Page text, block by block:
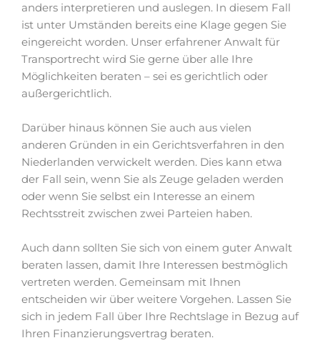
anders interpretieren und auslegen. In diesem Fall
ist unter Umständen bereits eine Klage gegen Sie
eingereicht worden. Unser erfahrener Anwalt für
Transportrecht wird Sie gerne über alle Ihre
Möglichkeiten beraten – sei es gerichtlich oder
außergerichtlich.
Darüber hinaus können Sie auch aus vielen
anderen Gründen in ein Gerichtsverfahren in den
Niederlanden verwickelt werden. Dies kann etwa
der Fall sein, wenn Sie als Zeuge geladen werden
oder wenn Sie selbst ein Interesse an einem
Rechtsstreit zwischen zwei Parteien haben.
Auch dann sollten Sie sich von einem guter Anwalt
beraten lassen, damit Ihre Interessen bestmöglich
vertreten werden. Gemeinsam mit Ihnen
entscheiden wir über weitere Vorgehen. Lassen Sie
sich in jedem Fall über Ihre Rechtslage in Bezug auf
Ihren Finanzierungsvertrag beraten.